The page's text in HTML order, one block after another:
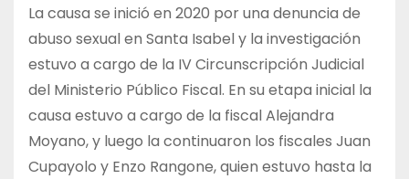
La causa se inició en 2020 por una denuncia de
abuso sexual en Santa Isabel y la investigación
estuvo a cargo de la IV Circunscripción Judicial
del Ministerio Público Fiscal. En su etapa inicial la
causa estuvo a cargo de la fiscal Alejandra
Moyano, y luego la continuaron los fiscales Juan
Cupayolo y Enzo Rangone, quien estuvo hasta la